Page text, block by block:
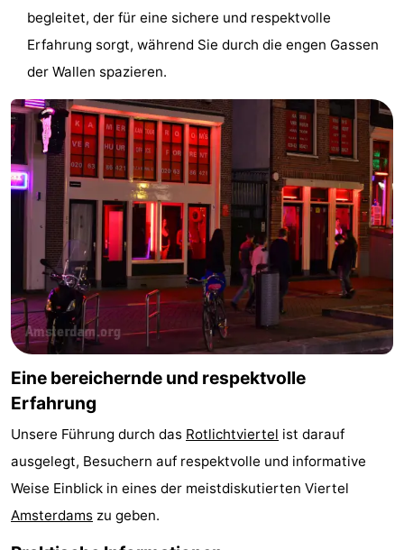
Städte
Führungen
Sport
Radfahren
-
Wandern
Unterhaltung
Nachtleben
Essen
und
trinken
Einkäufen
-
Märkte
-
Warenhäuser
Veranstaltungen
Spezial
Kanale
begleitet, der für eine sichere und respektvolle
Erfahrung sorgt, während Sie durch die engen Gassen
der Wallen spazieren.
Eine bereichernde und respektvolle
Erfahrung
Unsere Führung durch das Rotlichtviertel ist darauf
ausgelegt, Besuchern auf respektvolle und informative
Weise Einblick in eines der meistdiskutierten Viertel
Amsterdams zu geben.